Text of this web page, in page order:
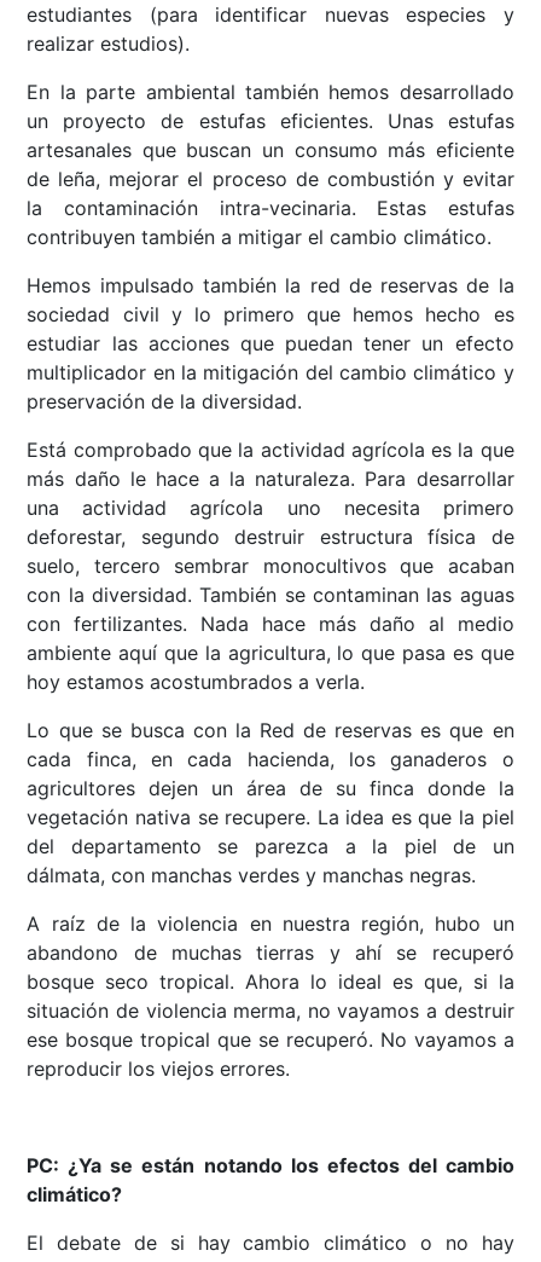
estudiantes (para identificar nuevas especies y
realizar estudios).
En la parte ambiental también hemos desarrollado
un proyecto de estufas eficientes. Unas estufas
artesanales que buscan un consumo más eficiente
de leña, mejorar el proceso de combustión y evitar
la contaminación intra-vecinaria. Estas estufas
contribuyen también a mitigar el cambio climático.
Hemos impulsado también la red de reservas de la
sociedad civil y lo primero que hemos hecho es
estudiar las acciones que puedan tener un efecto
multiplicador en la mitigación del cambio climático y
preservación de la diversidad.
Está comprobado que la actividad agrícola es la que
más daño le hace a la naturaleza. Para desarrollar
una actividad agrícola uno necesita primero
deforestar, segundo destruir estructura física de
suelo, tercero sembrar monocultivos que acaban
con la diversidad. También se contaminan las aguas
con fertilizantes. Nada hace más daño al medio
ambiente aquí que la agricultura, lo que pasa es que
hoy estamos acostumbrados a verla.
Lo que se busca con la Red de reservas es que en
cada finca, en cada hacienda, los ganaderos o
agricultores dejen un área de su finca donde la
vegetación nativa se recupere. La idea es que la piel
del departamento se parezca a la piel de un
dálmata, con manchas verdes y manchas negras.
A raíz de la violencia en nuestra región, hubo un
abandono de muchas tierras y ahí se recuperó
bosque seco tropical. Ahora lo ideal es que, si la
situación de violencia merma, no vayamos a destruir
ese bosque tropical que se recuperó. No vayamos a
reproducir los viejos errores.
PC: ¿Ya se están notando los efectos del cambio
climático?
El debate de si hay cambio climático o no hay